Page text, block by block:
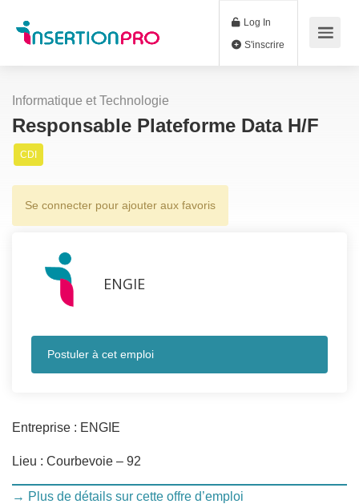
Log In
Informatique et Technologie
Responsable Plateforme Data H/F
CDI
Se connecter pour ajouter aux favoris
ENGIE
Postuler à cet emploi
Entreprise : ENGIE
Lieu : Courbevoie – 92
→ Plus de détails sur cette offre d’emploi